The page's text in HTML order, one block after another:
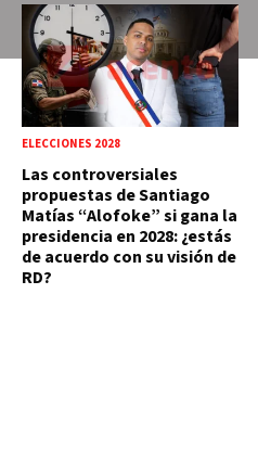
ELECCIONES 2028
Las controversiales
propuestas de Santiago
Matías “Alofoke” si gana la
presidencia en 2028: ¿estás
de acuerdo con su visión de
RD?